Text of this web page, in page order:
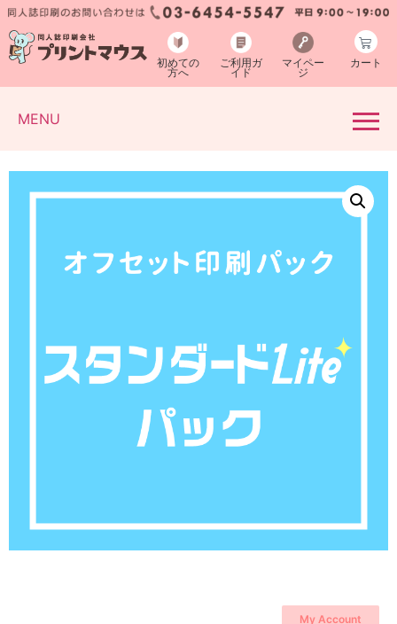
初めての
方へ
ご利用ガ
イド
マイペー
ジ
カート
MENU
My Account